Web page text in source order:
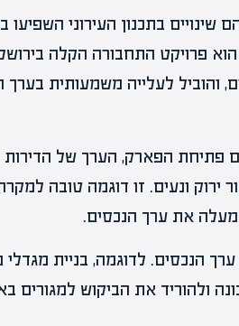
בתכנון העירוני השפיעו
פרויקט התחבורה הקלה
והוביל לעלייה משמעותית בערך
פתיחת הפארק, הערך של הדירות
ירוק ונעים. זו דוגמה טובה
מעלה את ערך הנכסים.
ערך הנכסים. לדוגמה, בניית מגדלי
ולהוריד את הביקוש למגורים